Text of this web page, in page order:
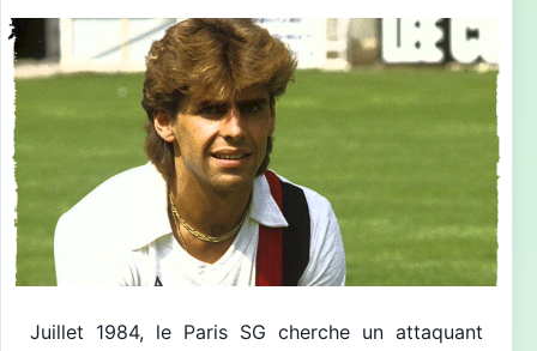
Juillet 1984, le Paris SG cherche un attaquant